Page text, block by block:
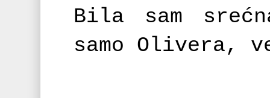
Bila sam
samo Olivera,